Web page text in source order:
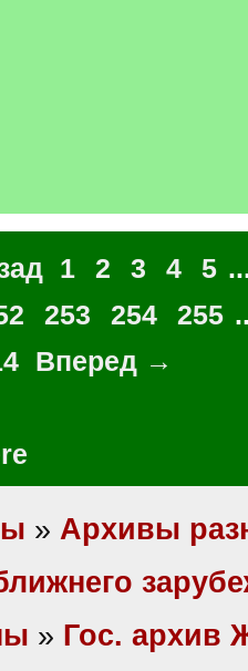
1 2 3 4 5
253 254 255
Вперед →
» Архивы
» Гос. архив